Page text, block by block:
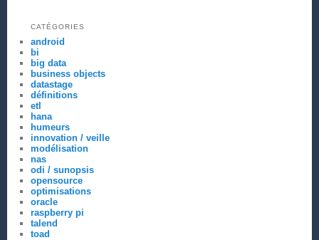
CATÉGORIES
android
bi
big data
business objects
datastage
définitions
etl
hana
humeurs
innovation / veille
modélisation
nas
odi / sunopsis
opensource
optimisations
oracle
raspberry pi
talend
toad